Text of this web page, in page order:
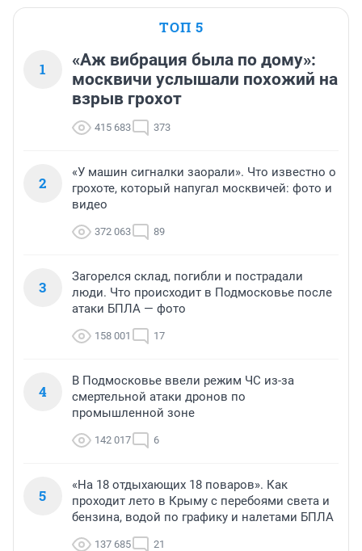
ТОП 5
1
«Аж вибрация была по дому»:
москвичи услышали похожий на
взрыв грохот
415 683 373
2
«У машин сигналки заорали». Что известно о
грохоте, который напугал москвичей: фото и
видео
372 063 89
3
Загорелся склад, погибли и пострадали
люди. Что происходит в Подмосковье после
атаки БПЛА — фото
158 001 17
4
В Подмосковье ввели режим ЧС из-за
смертельной атаки дронов по
промышленной зоне
142 017 6
5
«На 18 отдыхающих 18 поваров». Как
проходит лето в Крыму с перебоями света и
бензина, водой по графику и налетами БПЛА
137 685 21